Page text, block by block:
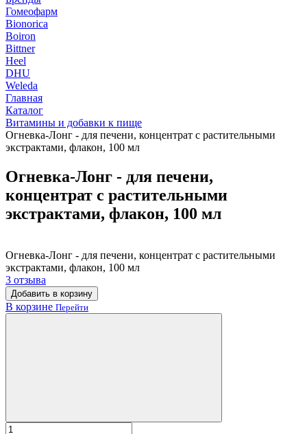
Гомеофарм
Bionorica
Boiron
Bittner
Heel
DHU
Weleda
Главная
Каталог
Витамины и добавки к пище
Огневка-Лонг - для печени, концентрат с растительными
экстрактами, флакон, 100 мл
Огневка-Лонг - для печени,
концентрат с растительными
экстрактами, флакон, 100 мл
Огневка-Лонг - для печени, концентрат с растительными
экстрактами, флакон, 100 мл
3 отзыва
Добавить в корзину
В корзине Перейти